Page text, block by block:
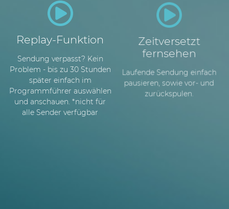
Replay-Funktion
Sendung verpasst? Kein
Problem - bis zu 30 Stunden
später einfach im
Programmführer auswählen
und anschauen. *nicht für
alle Sender verfügbar
Zeitversetzt
fernsehen
Laufende Sendung einfach
pausieren, sowie vor- und
zurückspulen.